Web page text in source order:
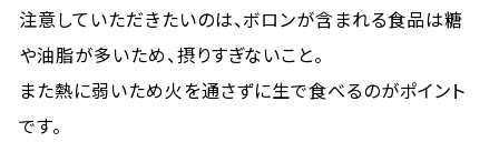
注意していただきたいのは、ボロンが含まれる食品は糖
や油脂が多いため、摂りすぎないこと。
また熱に弱いため火を通さずに生で食べるのがポイント
です。